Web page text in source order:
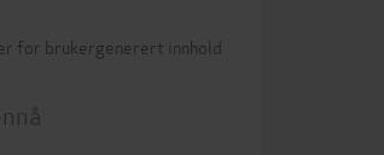
for brukergenerert innhold